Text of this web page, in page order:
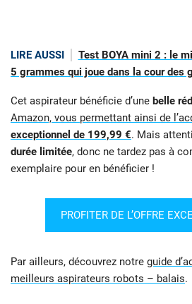
LIRE AUSSI
Test BOYA mini 2 : le
5 grammes qui joue dans la cour des
Cet aspirateur bénéficie d’une belle
Amazon, vous permettant ainsi de
exceptionnel de 199,99 €. Mais
durée limitée, donc ne tardez pas à
exemplaire pour en bénéficier !
PROFITER DE L’OFFRE
Par ailleurs, découvrez notre guide
meilleurs aspirateurs robots – balais.